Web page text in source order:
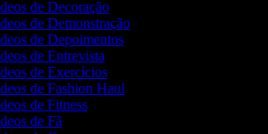
de Decoração
de Demonstração
de Depoimentos
de Entrevista
de Exercícios
de Fashion Haul
de Fitness
de Fã